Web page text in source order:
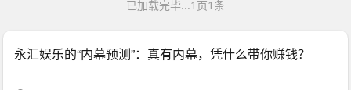
已加载完毕...1页1条
永汇娱乐的“内幕预测”：真有内幕，凭什么带你赚钱？